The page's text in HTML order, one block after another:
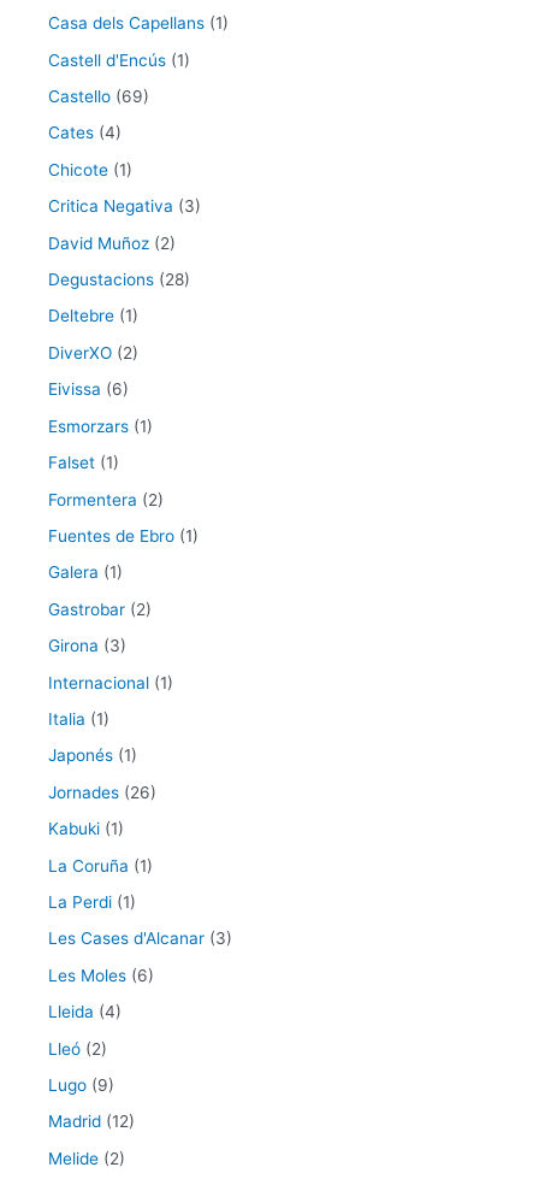
Casa dels Capellans (1)
Castell d'Encús (1)
Castello (69)
Cates (4)
Chicote (1)
Critica Negativa (3)
David Muñoz (2)
Degustacions (28)
Deltebre (1)
DiverXO (2)
Eivissa (6)
Esmorzars (1)
Falset (1)
Formentera (2)
Fuentes de Ebro (1)
Galera (1)
Gastrobar (2)
Girona (3)
Internacional (1)
Italia (1)
Japonés (1)
Jornades (26)
Kabuki (1)
La Coruña (1)
La Perdi (1)
Les Cases d'Alcanar (3)
Les Moles (6)
Lleida (4)
Lleó (2)
Lugo (9)
Madrid (12)
Melide (2)